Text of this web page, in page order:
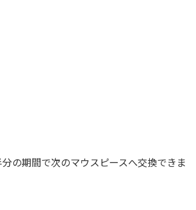
期間で次のマウスピースへ交換できま